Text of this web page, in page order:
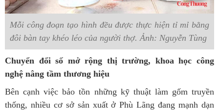
Mỗi công đoạn tạo hình đều được thực hiện tỉ mỉ bằng
đôi bàn tay khéo léo của người thợ. Ảnh: Nguyễn Tùng
Chuyển đổi số mở rộng thị trường, khoa học công
nghệ nâng tầm thương hiệu
Bên cạnh việc bảo tồn những kỹ thuật làm gốm truyền
thống, nhiều cơ sở sản xuất ở Phù Lãng đang mạnh dạn